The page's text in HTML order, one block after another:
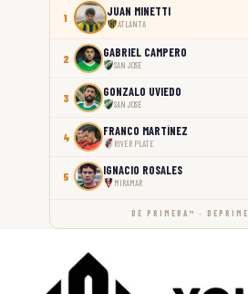
1 JUAN MINETTI
ATLANTA
2 GABRIEL CAMPERO
SAN JOSÉ
3 GONZALO UVIEDO
SAN JOSÉ
4 FRANCO MARTÍNEZ
RIVER PLATE
5 IGNACIO ROSALES
MIRAMAR
DE PRIMERA™ ·